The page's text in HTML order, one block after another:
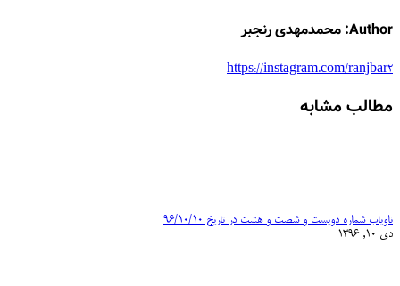
Author: محمدمهدی رنجبر
https://instagram.com/ranjbar2
مطالب مشابه
ناویاب شماره دویست و شصت و هشت در تاریخ ۹۶/۱۰/۱۰
دی 10, 1396